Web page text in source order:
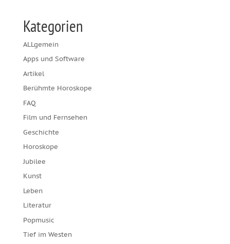
Kategorien
ALLgemein
Apps und Software
Artikel
Berühmte Horoskope
FAQ
Film und Fernsehen
Geschichte
Horoskope
Jubilee
Kunst
Leben
Literatur
Popmusic
Tief im Westen